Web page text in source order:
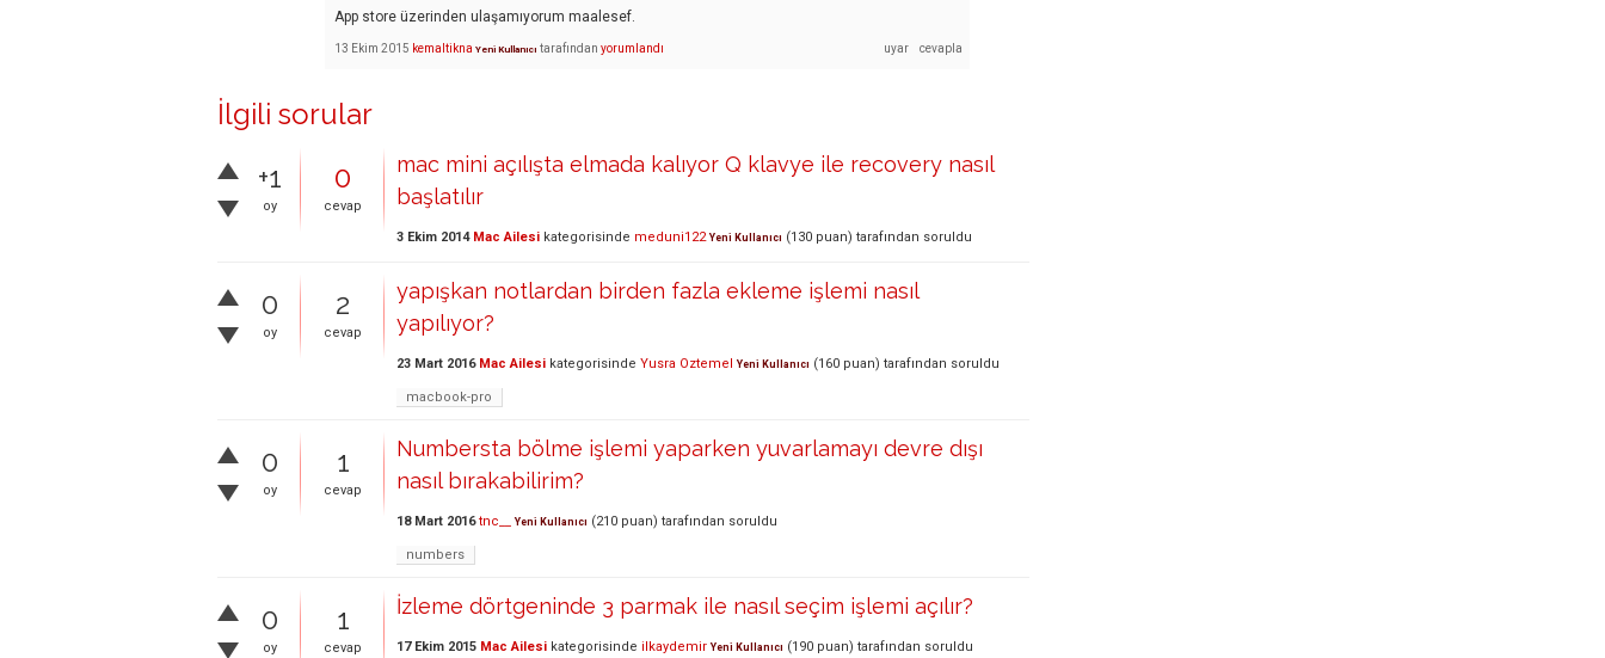
App store üzerinden ulaşamıyorum maalesef.
13 Ekim 2015 kemaltikna Yeni Kullanıcı tarafından yorumlandı
İlgili sorular
+1
oy
0
cevap
mac mini açılışta elmada kalıyor Q klavye ile recovery nasıl
başlatılır
3 Ekim 2014 Mac Ailesi kategorisinde meduni122 Yeni Kullanıcı (130 puan) tarafından soruldu
0
oy
2
cevap
yapışkan notlardan birden fazla ekleme işlemi nasıl
yapılıyor?
23 Mart 2016 Mac Ailesi kategorisinde Yusra Oztemel Yeni Kullanıcı (160 puan) tarafından soruldu
macbook-pro
0
oy
1
cevap
Numbersta bölme işlemi yaparken yuvarlamayı devre dışı
nasıl bırakabilirim?
18 Mart 2016 tnc__ Yeni Kullanıcı (210 puan) tarafından soruldu
numbers
0
oy
1
cevap
İzleme dörtgeninde 3 parmak ile nasıl seçim işlemi açılır?
17 Ekim 2015 Mac Ailesi kategorisinde ilkaydemir Yeni Kullanıcı (190 puan) tarafından soruldu